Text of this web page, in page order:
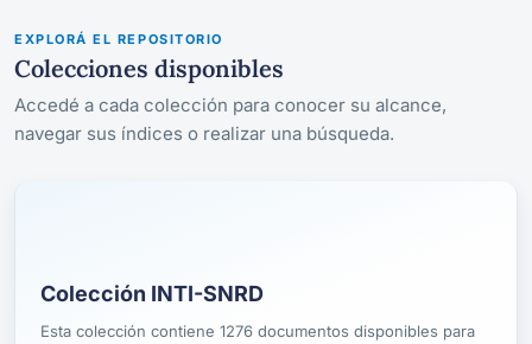
EXPLORÁ EL REPOSITORIO
Colecciones disponibles
Accedé a cada colección para conocer su alcance,
navegar sus índices o realizar una búsqueda.
Colección INTI-SNRD
Esta colección contiene 1276 documentos disponibles para